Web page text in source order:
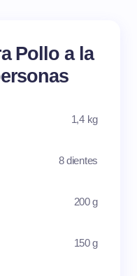
Pollo a la
1,4 kg
8 dientes
200 g
150 g